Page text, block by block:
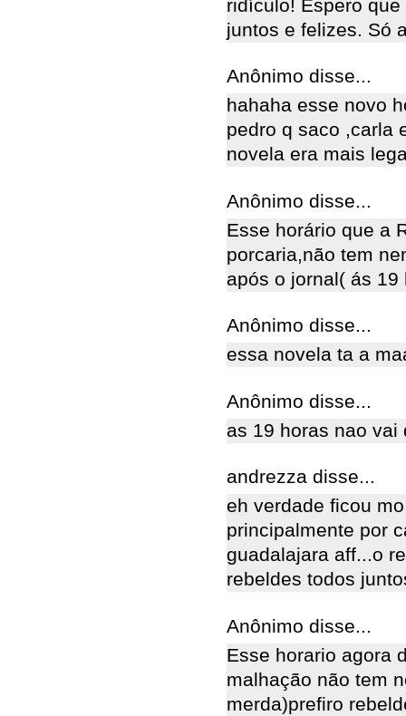
ridículo! Espero
juntos e felizes. Só
Anônimo disse...
hahaha esse novo
pedro q saco ,carla
novela era mais
Anônimo disse...
Esse horário que a
porcaria,não tem
após o jornal( ás 19
Anônimo disse...
essa novela ta a
Anônimo disse...
as 19 horas nao
andrezza disse...
eh verdade ficou
principalmente por
guadalajara aff...o
rebeldes todos
Anônimo disse...
Esse horario agora
malhação não tem
merda)prefiro